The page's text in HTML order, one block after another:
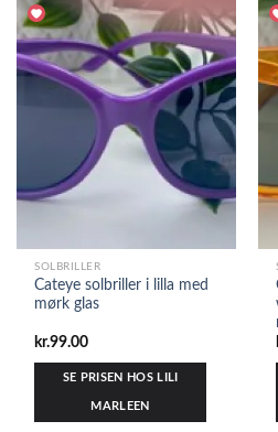
SOLBRILLER
Cateye solbriller i lilla med
mørk glas
kr.99.00
SE PRISEN HOS LILI
MARLEEN